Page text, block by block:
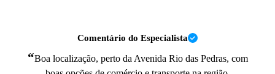
Comentário do Especialista
“Boa localização, perto da Avenida Rio das Pedras, com